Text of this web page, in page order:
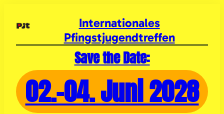
springen
Internationales
Pfingstjugendtreffen
Save the Date:
02.-04. Juni 2028